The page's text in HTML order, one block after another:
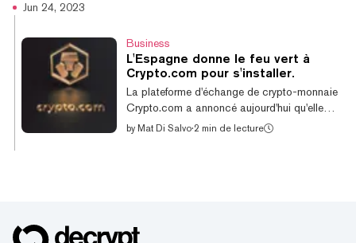
Jun 24, 2023
Business
L'Espagne donne le feu vert à
Crypto.com pour s'installer.
La plateforme d'échange de crypto-monnaie
Crypto.com a annoncé aujourd'hui qu'elle
avait reçu une inscription de fournisseur de
espagnole décide quelles plateformes
by Mat Di Salvo·2 min de lecture